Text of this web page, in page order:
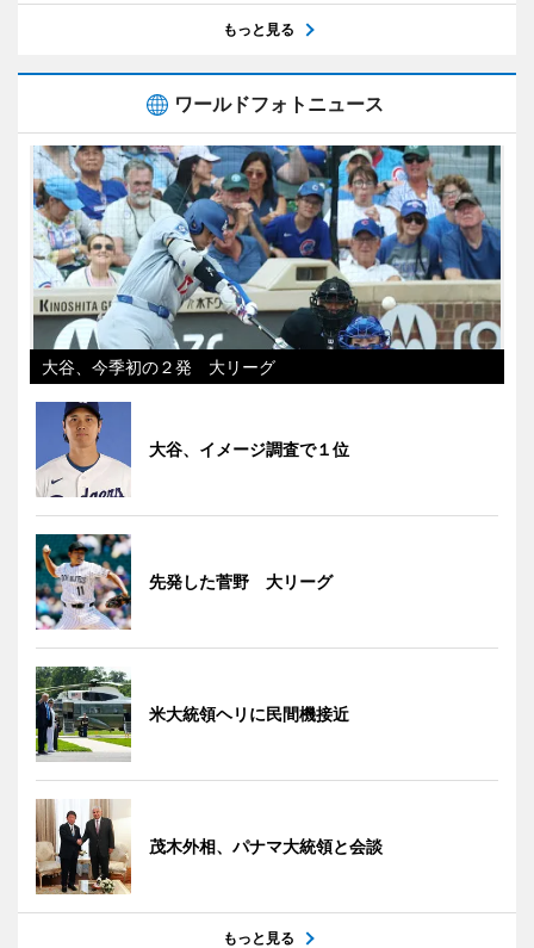
もっと見る
ワールドフォトニュース
大谷、今季初の２発 大リーグ
大谷、イメージ調査で１位
先発した菅野 大リーグ
米大統領ヘリに民間機接近
茂木外相、パナマ大統領と会談
もっと見る